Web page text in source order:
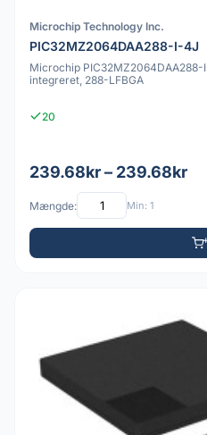
Microchip Technology Inc.
PIC32MZ2064DAA288-I-4J
Microchip
integreret, 288-LFBGA
20
239.68kr – 239.68kr
Mængde: Min: 1